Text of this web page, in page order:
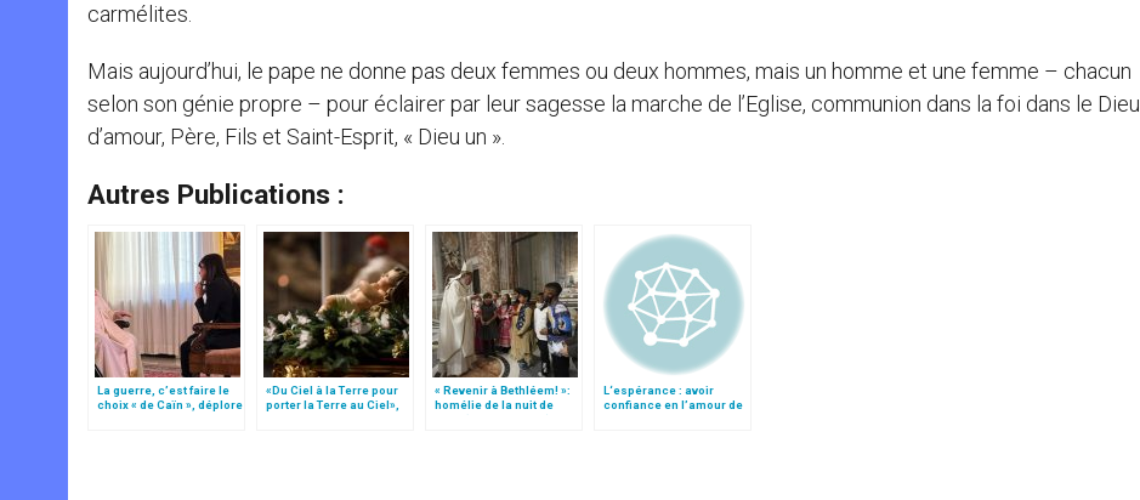
carmélites.
Mais aujourd’hui, le pape ne donne pas deux femmes ou deux hommes, mais un homme et une femme – chacun
selon son génie propre – pour éclairer par leur sagesse la marche de l’Eglise, communion dans la foi dans le Dieu
d’amour, Père, Fils et Saint-Esprit, « Dieu un ».
Autres Publications :
La guerre, c’est faire le
choix « de Caïn », déplore
«Du Ciel à la Terre pour
porter la Terre au Ciel»,
« Revenir à Bethléem! »:
homélie de la nuit de
Noël (texte complet)
L‘espérance : avoir
confiance en l’amour de